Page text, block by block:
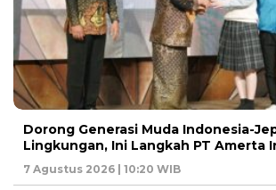
Dorong Generasi Muda Indonesia-
Lingkungan, Ini Langkah PT Amerta
7 Agustus 2026 | 10:20 WIB